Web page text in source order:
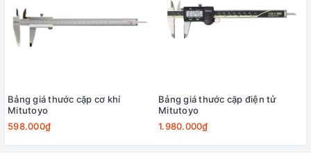
Bảng giá thước cặp cơ khí
Mitutoyo
598.000₫
Bảng giá thước cặp điện tử
Mitutoyo
1.980.000₫